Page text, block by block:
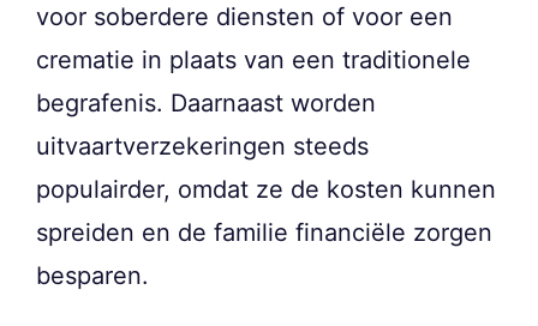
voor soberdere diensten of voor een
crematie in plaats van een traditionele
begrafenis. Daarnaast worden
uitvaartverzekeringen steeds
populairder, omdat ze de kosten kunnen
spreiden en de familie financiële zorgen
besparen.